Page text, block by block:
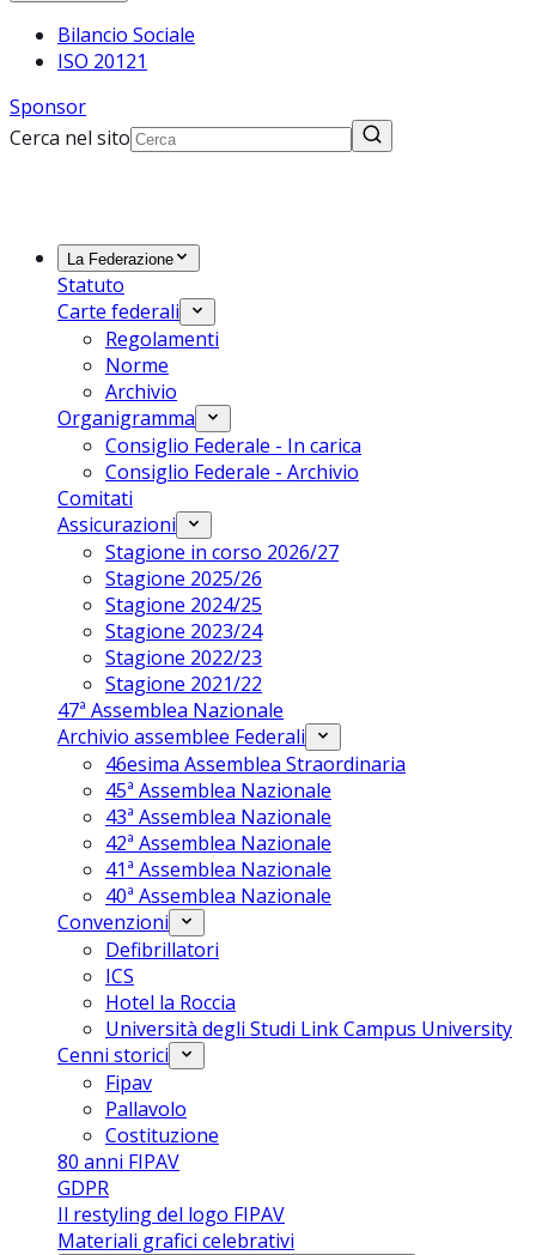
Bilancio Sociale
ISO 20121
Sponsor
Cerca nel sito
La Federazione
Statuto
Carte federali
Regolamenti
Norme
Archivio
Organigramma
Consiglio Federale - In carica
Consiglio Federale - Archivio
Comitati
Assicurazioni
Stagione in corso 2026/27
Stagione 2025/26
Stagione 2024/25
Stagione 2023/24
Stagione 2022/23
Stagione 2021/22
47ª Assemblea Nazionale
Archivio assemblee Federali
46esima Assemblea Straordinaria
45ª Assemblea Nazionale
43ª Assemblea Nazionale
42ª Assemblea Nazionale
41ª Assemblea Nazionale
40ª Assemblea Nazionale
Convenzioni
Defibrillatori
ICS
Hotel la Roccia
Università degli Studi Link Campus University
Cenni storici
Fipav
Pallavolo
Costituzione
80 anni FIPAV
GDPR
Il restyling del logo FIPAV
Materiali grafici celebrativi